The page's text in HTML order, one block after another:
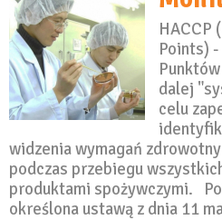
HACCP
Points)
dalej
celu
widzenia wymagań
podczas przebiegu
produktami spożywczymi.
określona ustawą z dnia 11